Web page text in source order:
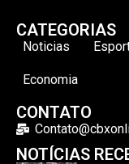
CATEGORIAS
Noticias
Economia
CONTATO
NOTÍCIAS